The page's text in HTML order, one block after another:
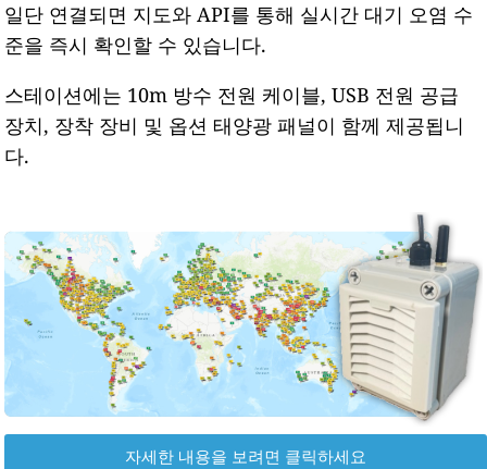
일단 연결되면 지도와 API를 통해 실시간 대기 오염 수
준을 즉시 확인할 수 있습니다.
스테이션에는 10m 방수 전원 케이블, USB 전원 공급
장치, 장착 장비 및 옵션 태양광 패널이 함께 제공됩니
다.
자세한 내용을 보려면 클릭하세요